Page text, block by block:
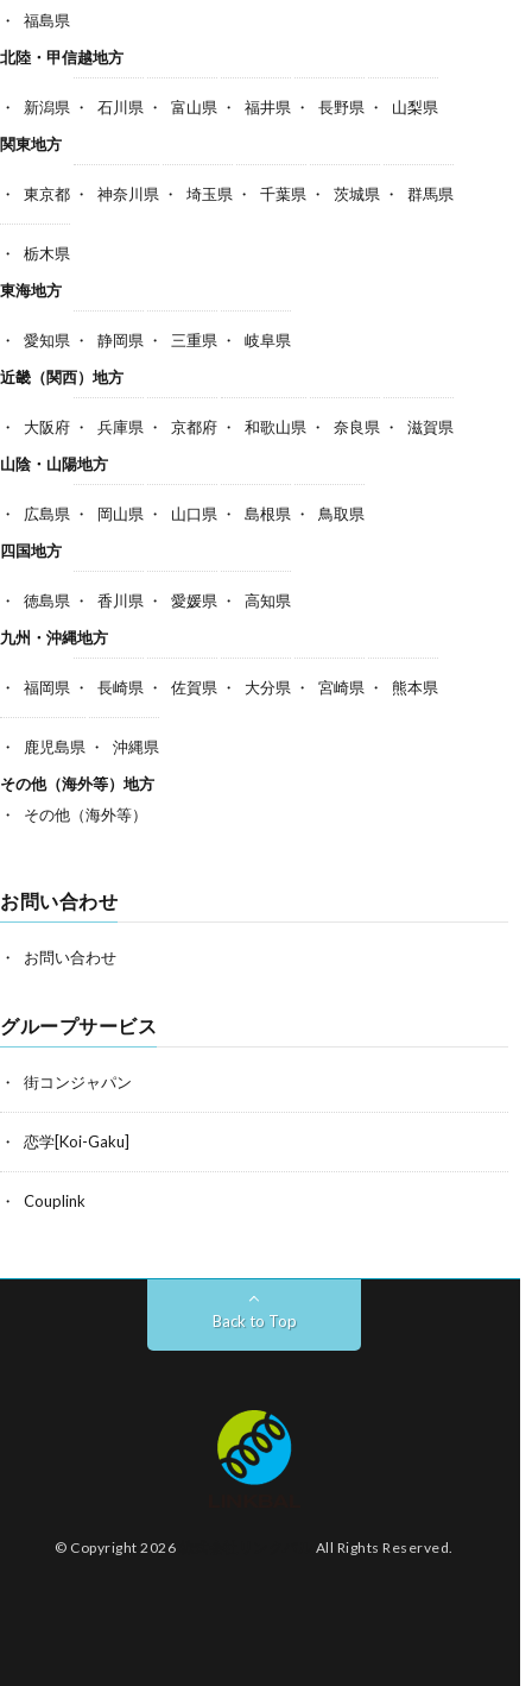
福島県
北陸・甲信越地方
新潟県 石川県 富山県 福井県 長野県
山梨県
関東地方
東京都 神奈川県 埼玉県 千葉県 茨城県 群馬県
栃木県
東海地方
愛知県 静岡県 三重県
岐阜県
近畿（関西）地方
大阪府 兵庫県 京都府 和歌山県 奈良県
滋賀県
山陰・山陽地方
広島県 岡山県 山口県 島根県
鳥取県
四国地方
徳島県 香川県 愛媛県
高知県
九州・沖縄地方
福岡県 長崎県 佐賀県 大分県 宮崎県 熊本県
鹿児島県
沖縄県
その他（海外等）地方
その他（海外等）
お問い合わせ
お問い合わせ
グループサービス
街コンジャパン
恋学[Koi-Gaku]
Couplink
Back to Top
© Copyright 2026 All Rights Reserved.